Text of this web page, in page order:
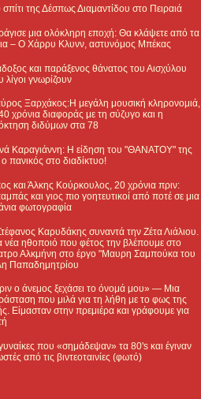
σπίτι της Δέσπως Διαμαντίδου στο Πειραιά
μια ολόκληρη εποχή: Θα κλάψετε από τα
– Ο Χάρρυ Κλυνν, αστυνόμος Μπέκας
και παράξενος θάνατος του Αισχύλου
λίγοι γνωρίζουν
Ξαρχάκος:Η μεγάλη μουσική κληρονομιά,
χρόνια διαφοράς με τη σύζυγο και η
διδύμων στα 78
Καραγιάννη: Η είδηση του "ΘΑΝΑΤΟΥ" της
ο πανικός στο διαδίκτυο!
και Άλκης Κούρκουλος, 20 χρόνια πριν:
και γιος πιο γοητευτικοί από ποτέ σε μια
φωτογραφία
Καρυδάκης συναντά την Ζέτα Λιάλιου.
νέα ηθοποιό που φέτος την βλέπουμε στο
Αλκμήνη στο έργο "Μαυρη Σαμπούκα του
Παπαδημητρίου
ο άνεμος ξεχάσει το όνομά μου» — Μια
που μιλά για τη λήθη με το φως της
Είμασταν στην πρεμιέρα και γράφουμε για
που «σημάδεψαν» τα 80's και έγιναν
από τις βιντεοταινίες (φωτό)